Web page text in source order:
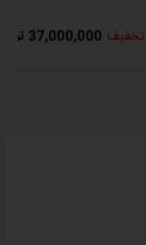
37,000,000 تومان